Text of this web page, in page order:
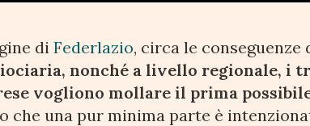
diFederlazio, circa le conseguenze
nonché a livello regionale, i
vogliono mollare il prima
che una pur minima parte è